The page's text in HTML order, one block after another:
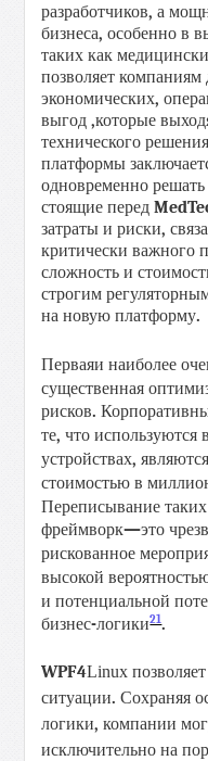
разработчиков,а
бизнеса,особенно в
таких как
позволяеткомпаниям
экономических,
выгод,которые
технического
платформы
одновременно решать
стоящиеперед
затраты и риски,
критически важного
сложностьи
строгим
на новуюплатформу.
Перваяи наиболее
существенная
рисков.
те,чтоиспользуются
устройствах,
стоимостью в
Переписываниетаких
фреймворк—это
рискованное
высокой
ипотенциальной
бизнес-логики21.
WPF4Linux
ситуации. Сохраняя
логики,компании
исключительно на